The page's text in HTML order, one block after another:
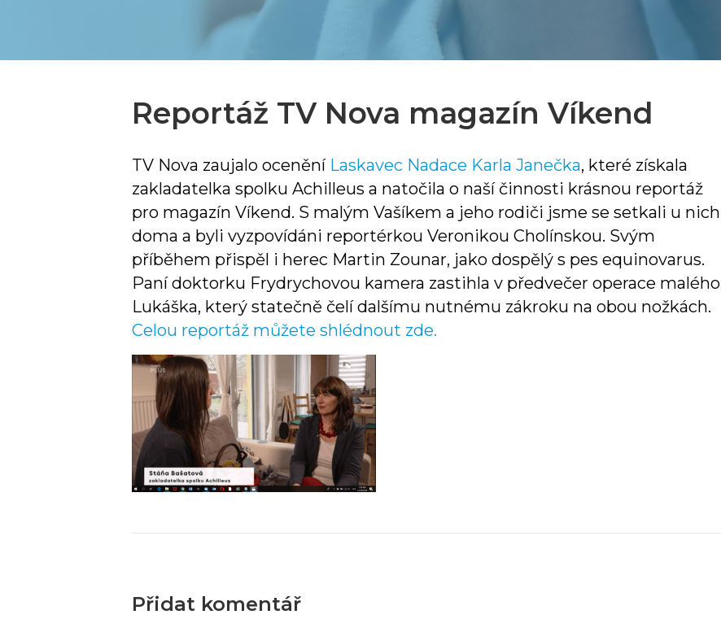
Reportáž TV Nova magazín Víkend
TV Nova zaujalo ocenění Laskavec Nadace Karla Janečka, které získala
zakladatelka spolku Achilleus a natočila o naší činnosti krásnou reportáž
pro magazín Víkend. S malým Vašíkem a jeho rodiči jsme se setkali u nich
doma a byli vyzpovídáni reportérkou Veronikou Cholínskou. Svým
příběhem přispěl i herec Martin Zounar, jako dospělý s pes equinovarus.
Paní doktorku Frydrychovou kamera zastihla v předvečer operace malého
Lukáška, který statečně čelí dalšímu nutnému zákroku na obou nožkách.
Celou reportáž můžete shlédnout zde.
Přidat komentář